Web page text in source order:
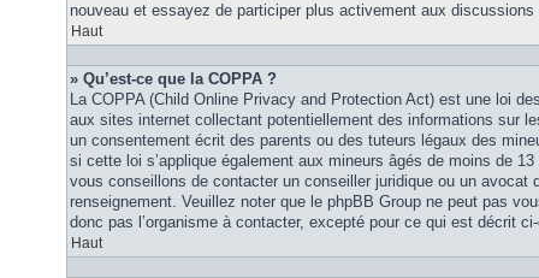
nouveau et essayez de participer plus activement aux
Haut
» Qu’est-ce que la COPPA ?
La COPPA (Child Online Privacy and Protection Act) est une loi
aux sites internet collectant potentiellement des informations sur
un consentement écrit des parents ou des tuteurs légaux des
si cette loi s’applique également aux mineurs âgés de moins de
vous conseillons de contacter un conseiller juridique ou un avocat
renseignement. Veuillez noter que le phpBB Group ne peut pas
donc pas l’organisme à contacter, excepté pour ce qui est décrit
Haut